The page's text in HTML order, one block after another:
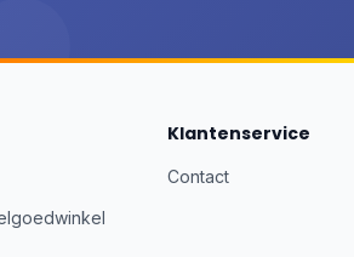
Klantenservice
Contact